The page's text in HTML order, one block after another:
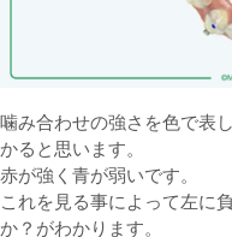
噛み合わせの強さを色で表
かると思います。
赤が強く青が弱いです。
これを見る事によって左に
か？がわかります。